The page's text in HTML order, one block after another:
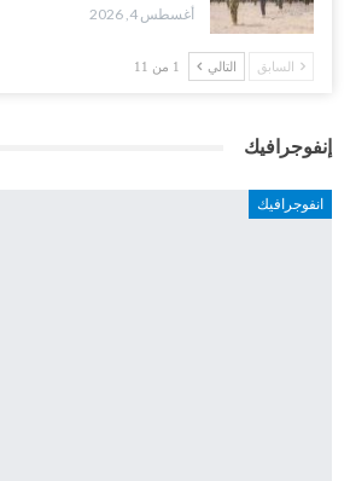
أغسطس 4, 2026
السابق التالي 1 من 11
إنفوجرافيك
انفوجرافيك